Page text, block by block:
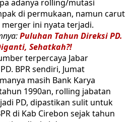
adanya rolling/mutasi
di permukaan, namun carut
merger ini nyata terjadi.
Puluhan Tahun Direksi PD.
Sehatkah?!
terpercaya Jabar
BPR sendiri, Jumat
masih Bank Karya
1990an, rolling jabatan
PD, dipastikan sulit untuk
di Kab Cirebon sejak tahun